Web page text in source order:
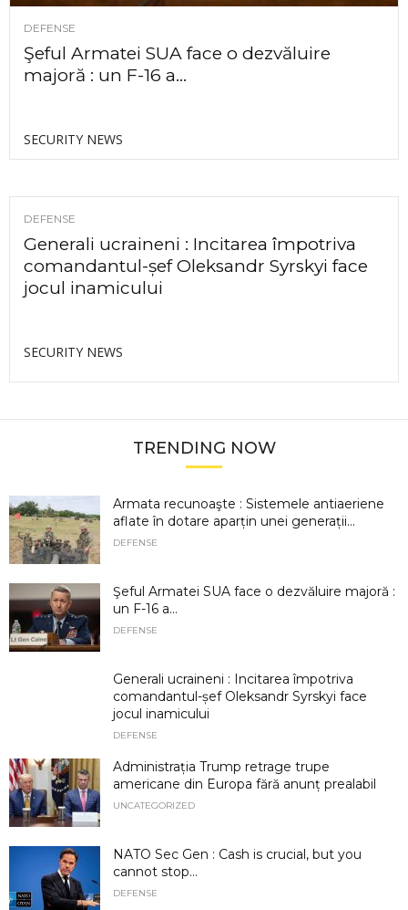
DEFENSE
Şeful Armatei SUA face o dezvăluire
majoră : un F-16 a...
SECURITY NEWS
DEFENSE
Generali ucraineni : Incitarea împotriva
comandantul-șef Oleksandr Syrskyi face
jocul inamicului
SECURITY NEWS
TRENDING NOW
Armata recunoaşte : Sistemele antiaeriene
aflate în dotare aparțin unei generații...
DEFENSE
Şeful Armatei SUA face o dezvăluire majoră :
un F-16 a...
DEFENSE
Generali ucraineni : Incitarea împotriva
comandantul-șef Oleksandr Syrskyi face
jocul inamicului
DEFENSE
Administrația Trump retrage trupe
americane din Europa fără anunț prealabil
UNCATEGORIZED
NATO Sec Gen : Cash is crucial, but you
cannot stop...
DEFENSE